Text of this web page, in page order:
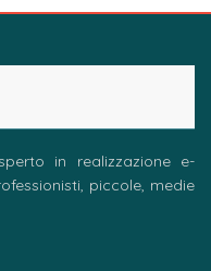
in realizzazione e-
piccole, medie